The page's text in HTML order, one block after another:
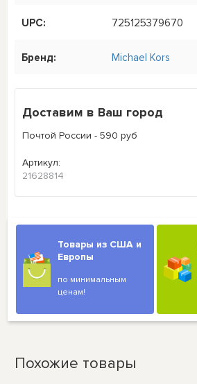
UPC: 725125379670
Бренд: Michael Kors
Доставим в Ваш город
Почтой России - 590 руб
Артикул:
21628814
Товары из США и
Европы
по минимальным
ценам!
Похожие товары